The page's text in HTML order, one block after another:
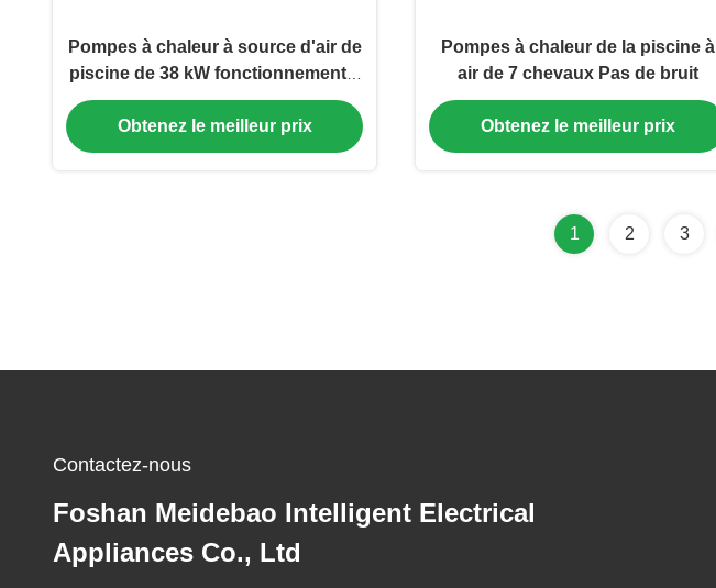
Pompes à chaleur à source d'air de
piscine de 38 kW fonctionnement à
faible bruit 3N/220V/60HZ
Obtenez le meilleur prix
Pompes à chaleur de la piscine à
air de 7 chevaux Pas de bruit
Obtenez le meilleur prix
1 2 3
Contactez-nous
Foshan Meidebao Intelligent Electrical
Appliances Co., Ltd